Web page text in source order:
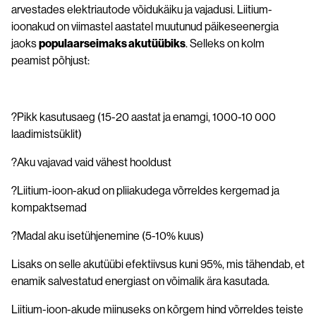
arvestades elektriautode võidukäiku ja vajadusi. Liitium-
ioonakud on viimastel aastatel muutunud päikeseenergia
jaokspopulaarseimaks akutüübiks. Selleks on kolm
peamist põhjust:
?Pikk kasutusaeg (15-20 aastat ja enamgi, 1000-10 000
laadimistsüklit)
?Aku vajavad vaid vähest hooldust
?Liitium-ioon-akud on pliiakudega võrreldes kergemad ja
kompaktsemad
?Madal aku isetühjenemine (5-10% kuus)
Lisaks on selle akutüübi efektiivsus kuni 95%, mis tähendab, et
enamik salvestatud energiast on võimalik ära kasutada.
Liitium-ioon-akude miinuseks on kõrgem hind võrreldes teiste